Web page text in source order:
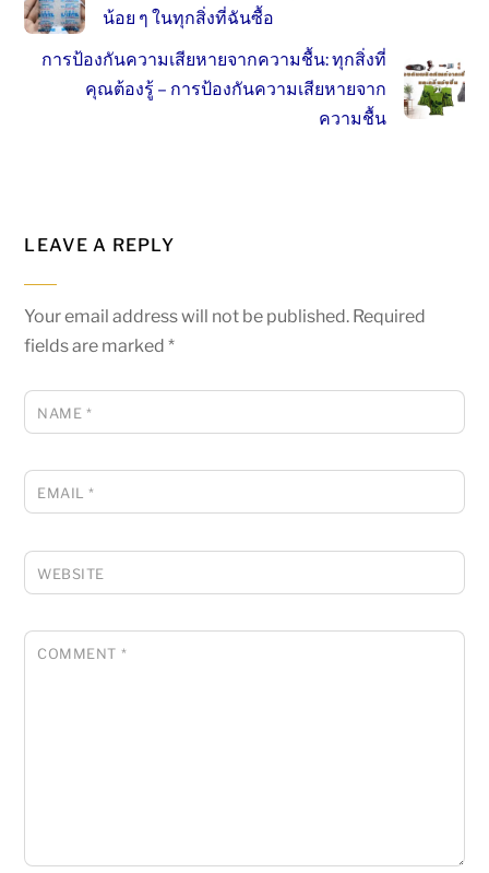
น้อย ๆ ในทุกสิ่งที่ฉันซื้อ
การป้องกันความเสียหายจากความชื้น: ทุกสิ่งที่
คุณต้องรู้ – การป้องกันความเสียหายจาก
ความชื้น
LEAVE A REPLY
Your email address will not be published. Required
fields are marked*
NAME *
EMAIL*
WEBSITE
COMMENT *